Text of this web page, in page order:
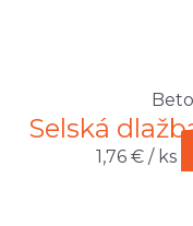
Selská
1,76 € / ks